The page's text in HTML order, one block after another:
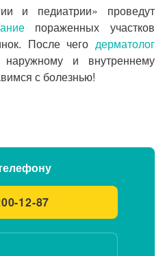
и педиатрии» проведут
пораженных участков
После чего дерматолог
и внутреннему
с болезнью!
12-87